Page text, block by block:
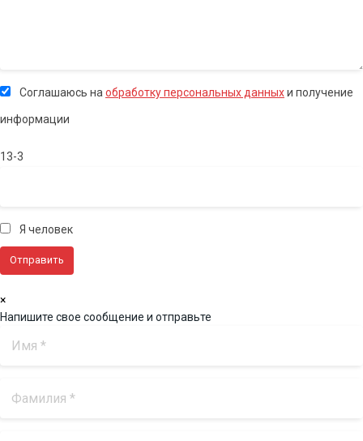
Соглашаюсь на обработку персональных данныхи получение
информации
13-3
Я человек
×
Напишите свое сообщение и отправьте